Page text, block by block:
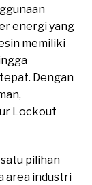
energi yang
memiliki
Dengan
Lockout
pilihan
area industri